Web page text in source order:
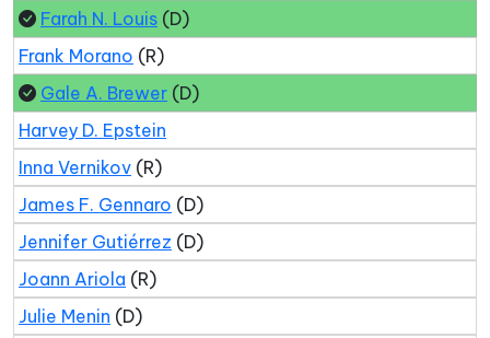
Farah N. Louis (D)
Frank Morano (R)
Gale A. Brewer (D)
Harvey D. Epstein
Inna Vernikov (R)
James F. Gennaro (D)
Jennifer Gutiérrez (D)
Joann Ariola (R)
Julie Menin (D)